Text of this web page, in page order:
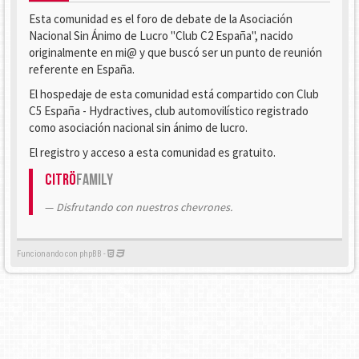
Esta comunidad es el foro de debate de la Asociación
Nacional Sin Ánimo de Lucro "Club C2 España", nacido
originalmente en mi@ y que buscó ser un punto de reunión
referente en España.
El hospedaje de esta comunidad está compartido con Club
C5 España - Hydractives, club automovilístico registrado
como asociación nacional sin ánimo de lucro.
El registro y acceso a esta comunidad es gratuito.
CitröFamily
Disfrutando con nuestros chevrones.
Funcionando con phpBB -